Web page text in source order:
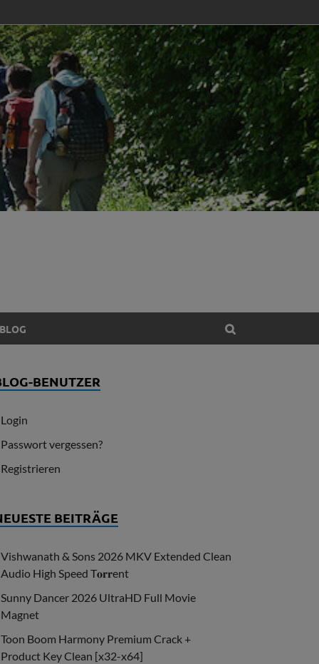
BENUTZER
Login
Passwort vergessen?
Registrieren
BEITRÄGE
Vishwanath & Sons 2026 MKV Extended Clean
Audio High Speed T𝐨𝐫𝐫ent
Sunny Dancer 2026 UltraHD Full Movie
Magnet
Toon Boom Harmony Premium Crack +
Product Key Clean [x32-x64]